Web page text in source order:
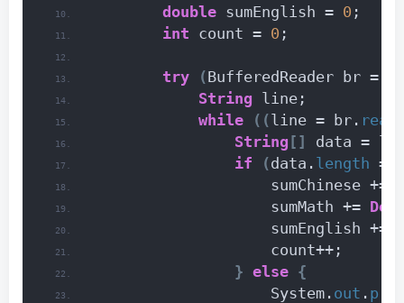
double sumEnglish = 0 ;
int count = 0 ;
try (BufferedReader br =
String line;
while
((line = br.
String []
data =
if
(data. length
                    sumChinese +=
                    sumMath +=
                    sumEnglish +=
                    count++;
} else {
                    System.
out .